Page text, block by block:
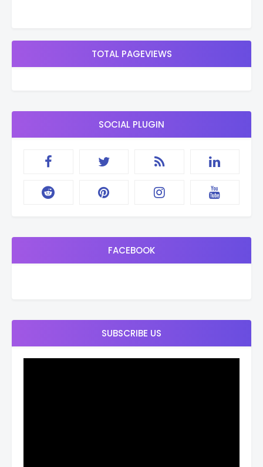
TOTAL PAGEVIEWS
SOCIAL PLUGIN
FACEBOOK
SUBSCRIBE US